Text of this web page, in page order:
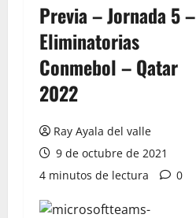
Previa – Jornada 5 –
Eliminatorias
Conmebol – Qatar
2022
Ray Ayala del valle
9 de octubre de 2021
4 minutos de lectura
0